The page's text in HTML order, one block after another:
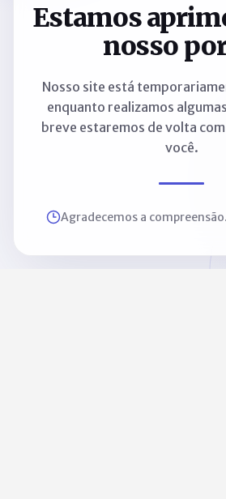
Estamos
nosso
Nosso site está
enquanto realizamos
breve estaremos de volta
você.
Agradecemos a